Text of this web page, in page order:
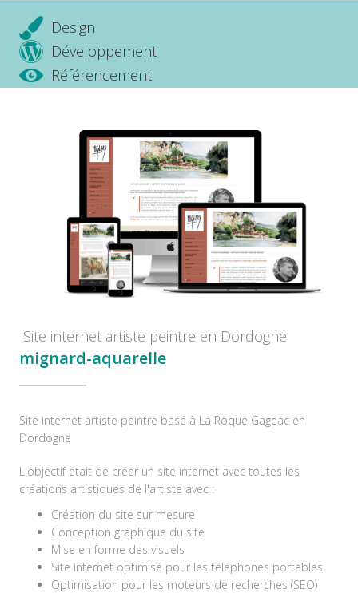
Design
Développement
Référencement
Site internet artiste peintre en Dordogne
mignard-aquarelle
Site internet artiste peintre basé à La Roque Gageac en
Dordogne
L'objectif était de créer un site internet avec toutes les
créations artistiques de l'artiste avec :
Création du site sur mesure
Conception graphique du site
Mise en forme des visuels
Site internet optimisé pour les téléphones portables
Optimisation pour les moteurs de recherches (SEO)